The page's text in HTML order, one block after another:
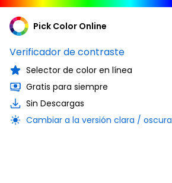
Pick Color Online
Verificador de contraste
Selector de color en línea
Gratis para siempre
Sin Descargas
Cambiar a la versión clara / oscura